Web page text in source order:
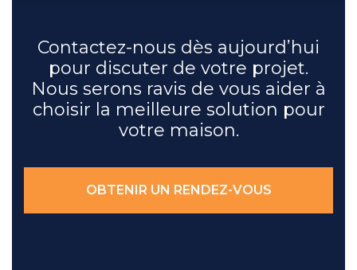
Contactez-nous dès aujourd’hui
pour discuter de votre projet.
Nous serons ravis de vous aider à
choisir la meilleure solution pour
votre maison.
OBTENIR UN RENDEZ-VOUS